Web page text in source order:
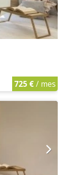
725 €/ mes